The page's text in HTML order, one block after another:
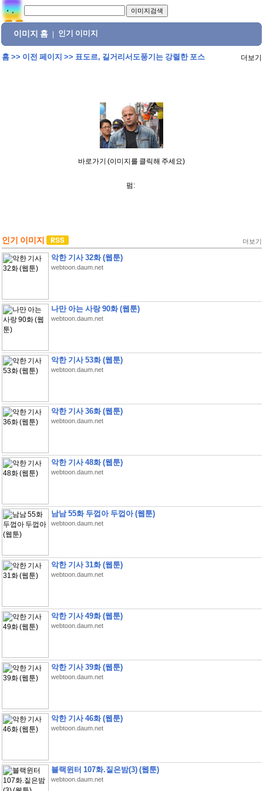
이미지 홈 인기 이미지
홈>> 이전 페이지 >> 표도르, 길거리서도풍기는 강렬한 포스 더보기
바로가기 (이미지를 클릭해 주세요)
펌:
인기 이미지 더보기
악한 기사 32화 (웹툰)
webtoon.daum.net
나만 아는 사랑 90화 (웹툰)
webtoon.daum.net
악한 기사 53화 (웹툰)
webtoon.daum.net
악한 기사 36화 (웹툰)
webtoon.daum.net
악한 기사 48화 (웹툰)
webtoon.daum.net
남남 55화 두껍아 두껍아 (웹툰)
webtoon.daum.net
악한 기사 31화 (웹툰)
webtoon.daum.net
악한 기사 49화 (웹툰)
webtoon.daum.net
악한 기사 39화 (웹툰)
webtoon.daum.net
악한 기사 46화 (웹툰)
webtoon.daum.net
블랙윈터 107화.짙은밤(3) (웹툰)
webtoon.daum.net